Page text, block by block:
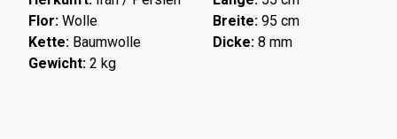
Flor: Wolle Breite: 95 cm
Kette: Baumwolle Dicke: 8 mm
Gewicht: 2 kg